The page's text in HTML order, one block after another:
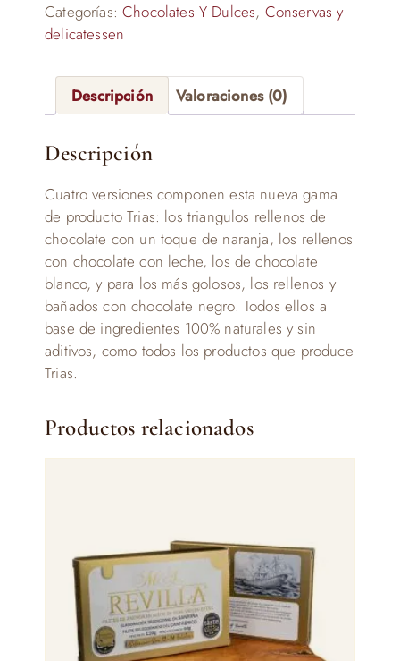
Categorías:Chocolates Y Dulces, Conservas y
delicatessen
Descripción Valoraciones (0)
Descripción
Cuatro versiones componen esta nueva gama
de producto Trias: los triangulos rellenos de
chocolate con un toque de naranja, los rellenos
con chocolate con leche, los de chocolate
blanco, y para los más golosos, los rellenos y
bañados con chocolate negro. Todos ellos a
base de ingredientes 100% naturales y sin
aditivos, como todos los productos que produce
Trias.
Productos relacionados